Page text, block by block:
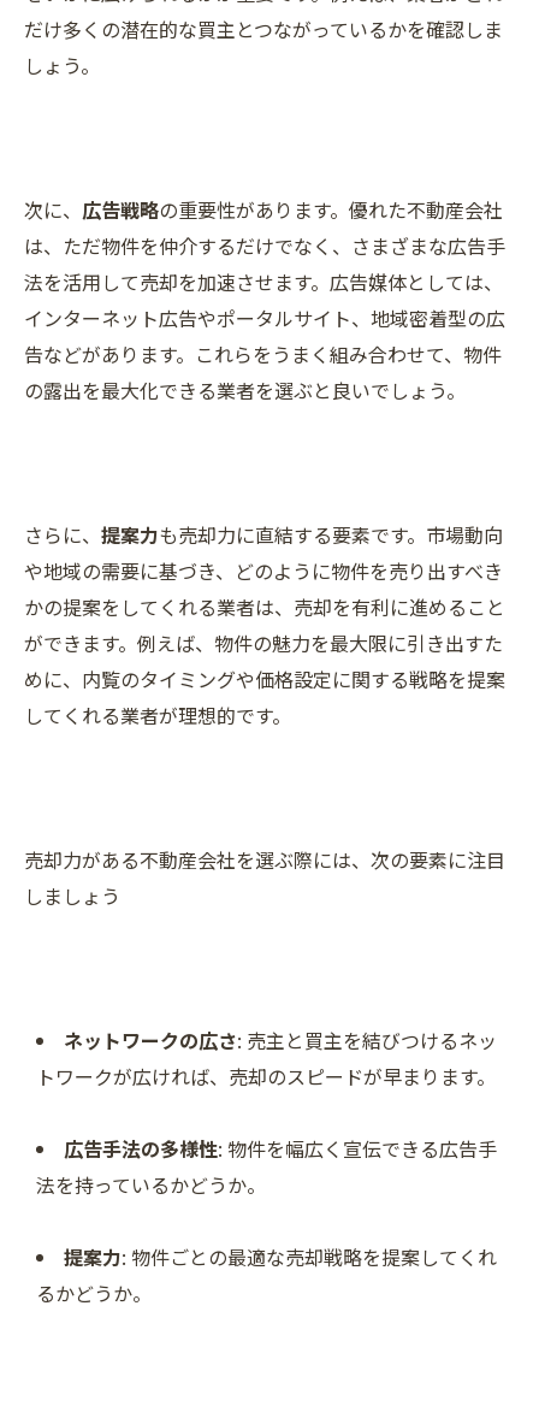
だけ多くの潜在的な買主とつながっているかを確認しま
しょう。
次に、 広告戦略の重要性があります。優れた不動産会社
は、ただ物件を仲介するだけでなく、さまざまな広告手
法を活用して売却を加速させます。広告媒体としては、
インターネット広告やポータルサイト、地域密着型の広
告などがあります。これらをうまく組み合わせて、物件
の露出を最大化できる業者を選ぶと良いでしょう。
さらに、 提案力も売却力に直結する要素です。市場動向
や地域の需要に基づき、どのように物件を売り出すべき
かの提案をしてくれる業者は、売却を有利に進めること
ができます。例えば、物件の魅力を最大限に引き出すた
めに、内覧のタイミングや価格設定に関する戦略を提案
してくれる業者が理想的です。
売却力がある不動産会社を選ぶ際には、次の要素に注目
しましょう
ネットワークの広さ: 売主と買主を結びつけるネッ
トワークが広ければ、売却のスピードが早まります。
広告手法の多様性: 物件を幅広く宣伝できる広告手
法を持っているかどうか。
提案力: 物件ごとの最適な売却戦略を提案してくれ
るかどうか。